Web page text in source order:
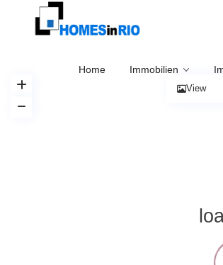
Home Immobilien
View